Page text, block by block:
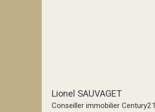
Lionel SAUVAGET
Conseiller immobilier Century21